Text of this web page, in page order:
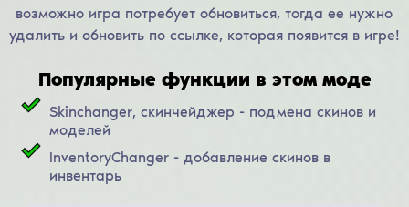
возможно игра потребует обновиться, тогда ее нужно
удалить и обновить по ссылке, которая появится в игре!
Популярные функции в этом моде
Skinchanger, скинчейджер - подмена скинов и
моделей
InventoryChanger - добавление скинов в
инвентарь